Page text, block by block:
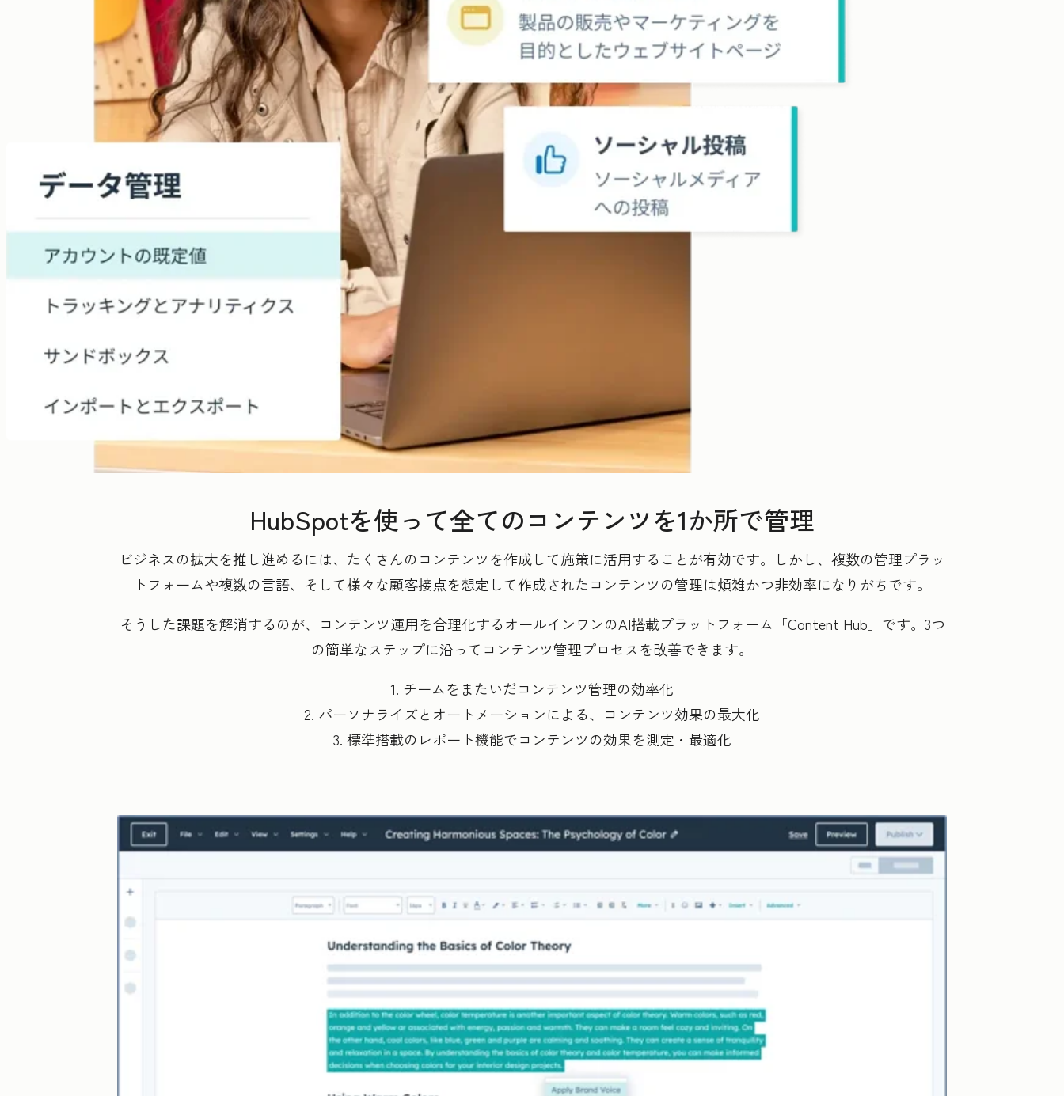
HubSpotを使って全てのコンテンツを1か所で管理
ビジネスの拡大を推し進めるには、たくさんのコンテンツを作成して施策に活用することが有効です。しかし、複数の管理プラッ
トフォームや複数の言語、そして様々な顧客接点を想定して作成されたコンテンツの管理は煩雑かつ非効率になりがちです。
そうした課題を解消するのが、コンテンツ運用を合理化するオールインワンのAI搭載プラットフォーム「Content Hub」です。3つ
の簡単なステップに沿ってコンテンツ管理プロセスを改善できます。
1. チームをまたいだコンテンツ管理の効率化
2. パーソナライズとオートメーションによる、コンテンツ効果の最大化
3. 標準搭載のレポート機能でコンテンツの効果を測定・最適化